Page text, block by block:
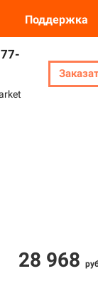
Поддержка
28 968